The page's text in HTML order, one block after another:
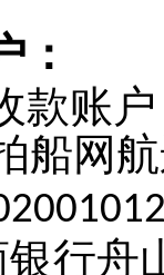
：
款账
船网
行舟